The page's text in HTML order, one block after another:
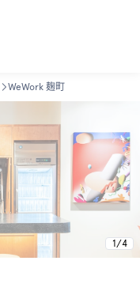
WeWork 麹町
1 /4